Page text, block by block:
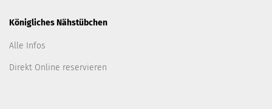
Königliches Nähstübchen
Alle Infos
Direkt Online reservieren